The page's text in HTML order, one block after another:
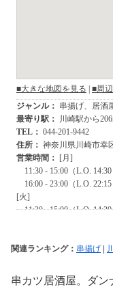
関連ランキング： 串揚げ
串カツ居酒屋。ダン